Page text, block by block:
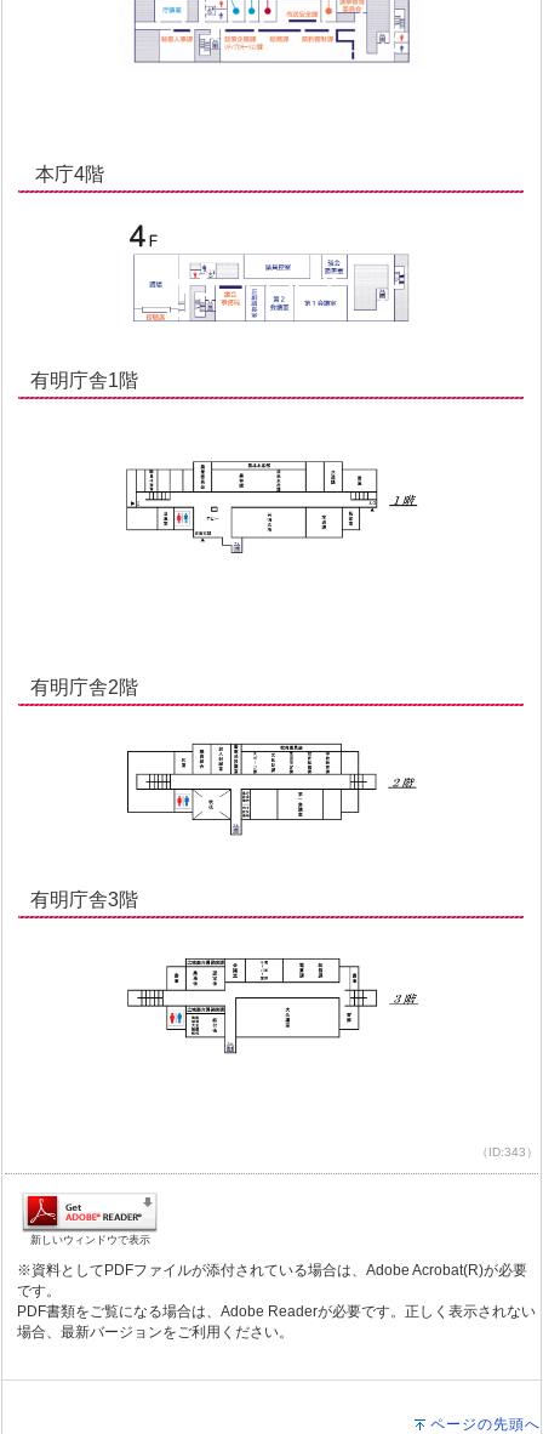
本庁4階
有明庁舎1階
有明庁舎2階
有明庁舎3階
（ID:343）
新しいウィンドウで表示
※資料としてPDFファイルが添付されている場合は、Adobe Acrobat(R)が必要
です。
PDF書類をご覧になる場合は、Adobe Readerが必要です。正しく表示されない
場合、最新バージョンをご利用ください。
ページの先頭へ